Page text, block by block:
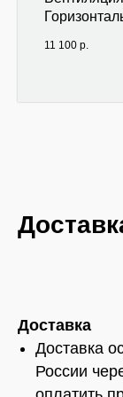
11 100 р.
Доставка
Доставка
России